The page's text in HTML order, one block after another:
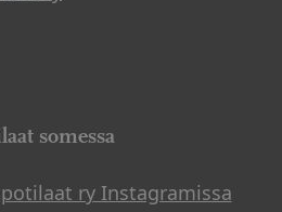
somessa
ry Instagramissa